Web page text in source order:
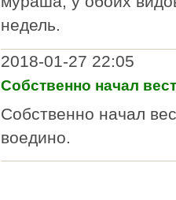
недель.
2018-01-27 22:05
Собственно начал
Собственно начал
воедино.